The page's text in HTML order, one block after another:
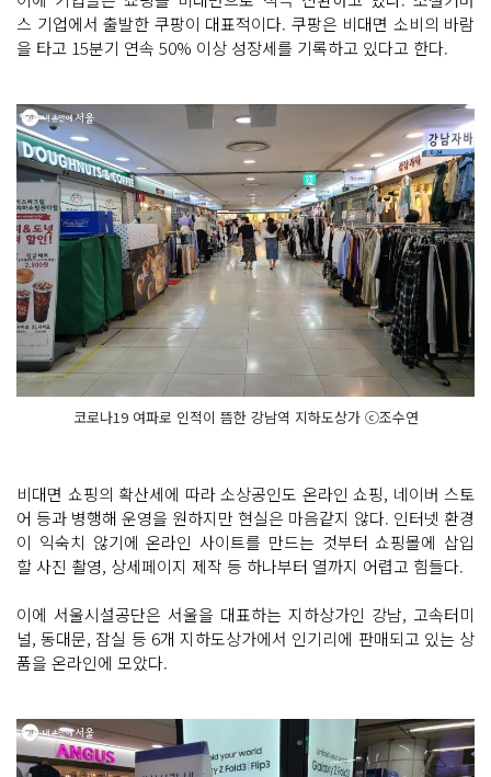
스 기업에서 출발한 쿠팡이 대표적이다. 쿠팡은 비대면 소비의 바람
을 타고 15분기 연속 50% 이상 성장세를 기록하고 있다고 한다.
코로나19 여파로 인적이 뜸한 강남역 지하도상가 ⓒ조수연
비대면 쇼핑의 확산세에 따라 소상공인도 온라인 쇼핑, 네이버 스토
어 등과 병행해 운영을 원하지만 현실은 마음같지 않다. 인터넷 환경
이 익숙치 않기에 온라인 사이트를 만드는 것부터 쇼핑몰에 삽입
할 사진 촬영, 상세페이지 제작 등 하나부터 열까지 어렵고 힘들다.
이에 서울시설공단은 서울을 대표하는 지하상가인 강남, 고속터미
널, 동대문, 잠실 등 6개 지하도상가에서 인기리에 판매되고 있는 상
품을 온라인에 모았다.